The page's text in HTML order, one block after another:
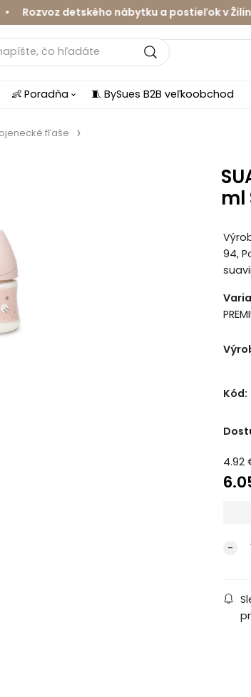
detského nábytku a postieľok v Žiline
👶 Poradňa 🧵 BySues B2B veľkoobchod
fľaše
ml
94,
Kód:
4.92